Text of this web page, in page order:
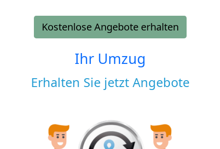
Kostenlose Angebote erhalten
Ihr Umzug
Erhalten Sie jetzt Angebote